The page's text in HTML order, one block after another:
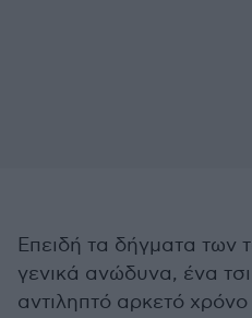
Επειδή τα δήγματα των
γενικά ανώδυνα, ένα
αντιληπτό αρκετό